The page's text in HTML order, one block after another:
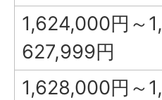
1,624,000円～1,
627,999円
1,628,000円～1,